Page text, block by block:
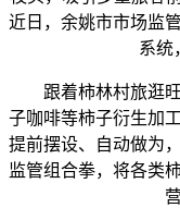
近日，余姚市市场监
系统
跟着柿林村旅逛旺
子咖啡等柿子衍生加
提前摆设、自动做为
监管组合拳，将各类